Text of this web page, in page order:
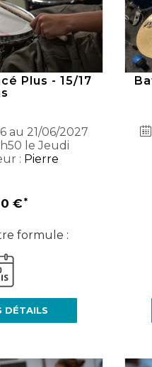
Plus - 15/17
au 21/06/2027
le Jeudi
: Pierre
€
formule :
DÉTAILS